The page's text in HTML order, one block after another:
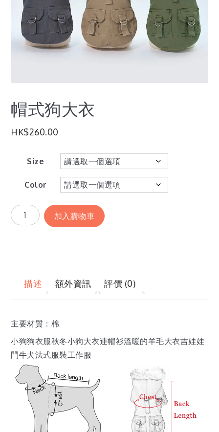
帽式狗大衣
HK$260.00
Size
Color
加入購物車
描述 額外資訊 評價 (0)
主要材質：棉
小狗狗衣服秋冬小狗大衣連帽衫溫暖的羊毛大衣吉娃娃
鬥牛犬法式服裝工作服